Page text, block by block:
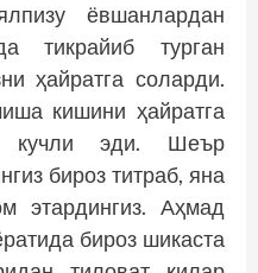
ёвшанлардан
тикрайиб турган
ҳайратга соларди.
кишини ҳайратга
кучли эди. Шеър
бироз титраб, яна
этардингиз. Аҳмад
бироз шикаста